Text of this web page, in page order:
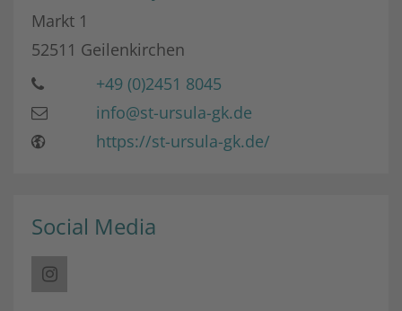
Markt 1
52511 Geilenkirchen
+49 (0)2451 8045
info@st-ursula-gk.de
https://st-ursula-gk.de/
Social Media